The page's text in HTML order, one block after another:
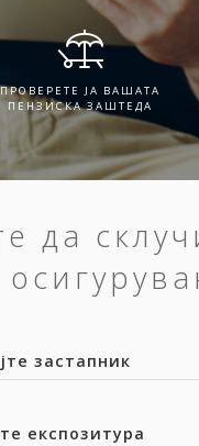
ПРОВЕРЕТЕ ЈА ВАШАТА
ПЕНЗИСКА ЗАШТЕДА
да
застапник
експозитура